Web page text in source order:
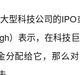
型科技公司的
）表示，在科技
配给它，那么